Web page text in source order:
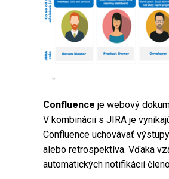
Confluence je webový
V kombinácii s JIRA je
Confluence uchovávať
alebo retrospektíva. Vďaka
automatických notifikácií